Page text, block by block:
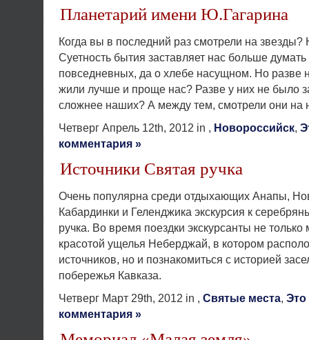
Планетарий имени Ю.Гагарина
Когда вы в последний раз смотрели на
Суетность бытия заставляет нас больше думать
повседневных, да о хлебе насущном. Но разве
жили лучше и проще нас? Разве у них не было
сложнее наших? А между тем, смотрели они на
Четверг Апрель 12th, 2012 in , Новороссийск,
комментария »
Источники Святая ручка
Очень популярна среди отдыхающих Анапы,
Кабардинки и Геленджика экскурсия к
ручка. Во время поездки экскурсанты не только
красотой ущелья Неберджай, в котором
источников, но и познакомиться с историей
побережья Кавказа.
Четверг Март 29th, 2012 in , Святые места, Это
комментария »